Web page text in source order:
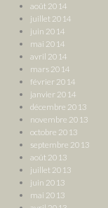
août 2014
juillet 2014
juin 2014
mai 2014
avril 2014
mars 2014
février 2014
janvier 2014
décembre 2013
novembre 2013
octobre 2013
septembre 2013
août 2013
juillet 2013
juin 2013
mai 2013